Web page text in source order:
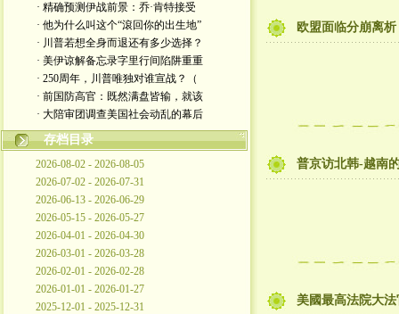
· 精确预测伊战前景：乔·肯特接受
· 他为什么叫这个“滾回你的出生地”
· 川普若想全身而退还有多少选择？
· 美伊谅解备忘录字里行间陷阱重重
· 250周年，川普唯独对谁宣战？（
· 前国防高官：既然满盘皆输，就该
· 大陪审团调查美国社会动乱的幕后
存档目录
2026-08-02 - 2026-08-05
2026-07-02 - 2026-07-31
2026-06-13 - 2026-06-29
2026-05-15 - 2026-05-27
2026-04-01 - 2026-04-30
2026-03-01 - 2026-03-28
2026-02-01 - 2026-02-28
2026-01-01 - 2026-01-27
2025-12-01 - 2025-12-31
欧盟面临分崩离
普京访北韩-越南
美國最高法院大